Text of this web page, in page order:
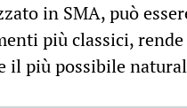
in SMA, può
più classici,
il più possibile